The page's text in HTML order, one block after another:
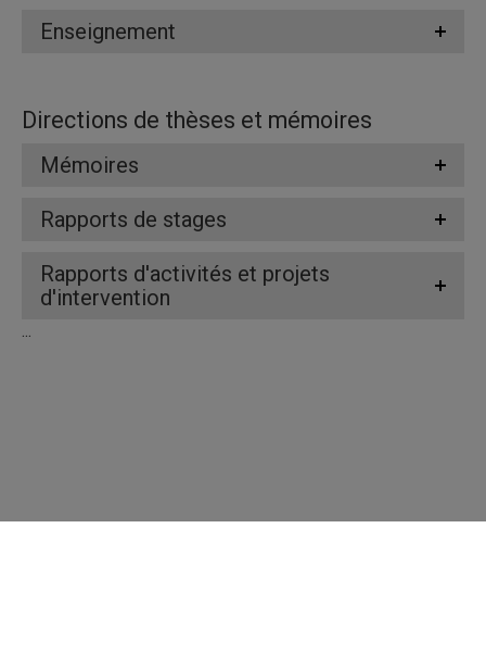
Enseignement
Directions de thèses et mémoires
Mémoires
Rapports de stages
Rapports d'activités et projets
d'intervention
...